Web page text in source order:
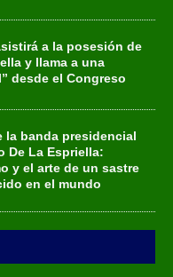
a la posesión de
y llama a una
desde el Congreso
la banda presidencial
De La Espriella:
y el arte de un sastre
en el mundo